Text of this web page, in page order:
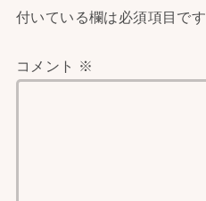
付いている欄は必須項目です
コメント ※